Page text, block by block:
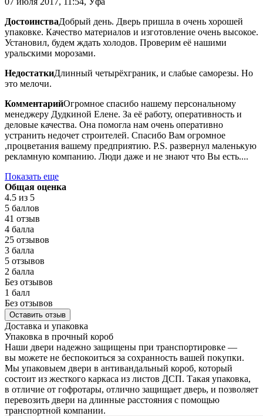
ДостоинстваДобрый день. Дверь пришла в очень хорошей
упаковке. Качество материалов и изготовление очень высокое.
Установил, будем ждать холодов. Проверим её нашими
уральскими морозами.
НедостаткиДлинный четырёхграник, и слабые саморезы. Но
это мелочи.
КомментарийОгромное спасибо нашему персональному
менеджеру Дудкиной Елене. За её работу, оперативность и
деловые качества. Она помогла нам очень оперативно
устранить недочет строителей. Спасибо Вам огромное
,процветания вашему предприятию. P.S. развернул маленькую
рекламную компанию. Люди даже и не знают что Вы есть....
Показать еще
Общая оценка
4.5 из 5
5 баллов
41 отзыв
4 балла
25 отзывов
3 балла
5 отзывов
2 балла
Без отзывов
1 балл
Без отзывов
Оставить отзыв
Доставка и упаковка
Упаковка в прочный короб
Наши двери надежно защищены при транспортировке —
вы можете не беспокоиться за сохранность вашей покупки.
Мы упаковыем двери в антивандальный короб, который
состоит из жесткого каркаса из листов ДСП. Такая упаковка,
в отличие от гофротары, отлично защищает дверь, и позволяет
перевозить двери на длинные расстояния с помощью
транспортной компании.